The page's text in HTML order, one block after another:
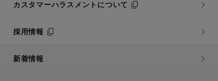
カスタマーハラスメントについて
採用情報
新着情報